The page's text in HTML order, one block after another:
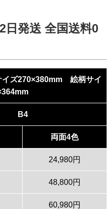
日発送 全国送料0
ズ270×380mm 絵柄サイ
B4
両面4色
24,980円
48,800円
60,980円